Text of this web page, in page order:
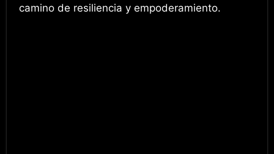
camino de resiliencia y empoderamiento.